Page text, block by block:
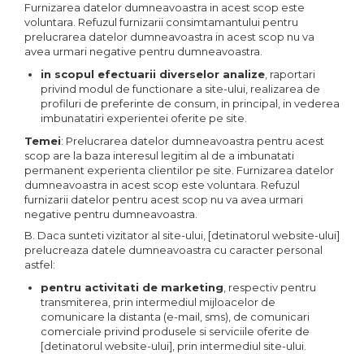
Furnizarea datelor dumneavoastra in acest scop este
voluntara. Refuzul furnizarii consimtamantului pentru
prelucrarea datelor dumneavoastra in acest scop nu va
avea urmari negative pentru dumneavoastra.
in scopul efectuarii diverselor analize, raportari
privind modul de functionare a site-ului, realizarea de
profiluri de preferinte de consum, in principal, in vederea
imbunatatiri experientei oferite pe site.
Temei: Prelucrarea datelor dumneavoastra pentru acest
scop are la baza interesul legitim al de a imbunatati
permanent experienta clientilor pe site. Furnizarea datelor
dumneavoastra in acest scop este voluntara. Refuzul
furnizarii datelor pentru acest scop nu va avea urmari
negative pentru dumneavoastra.
B. Daca sunteti vizitator al site-ului, [detinatorul website-ului]
prelucreaza datele dumneavoastra cu caracter personal
astfel:
pentru activitati de marketing, respectiv pentru
transmiterea, prin intermediul mijloacelor de
comunicare la distanta (e-mail, sms), de comunicari
comerciale privind produsele si serviciile oferite de
[detinatorul website-ului], prin intermediul site-ului.